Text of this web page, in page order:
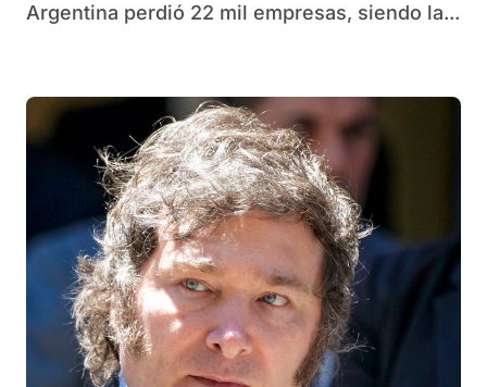
Argentina perdió 22 mil empresas, siendo la...